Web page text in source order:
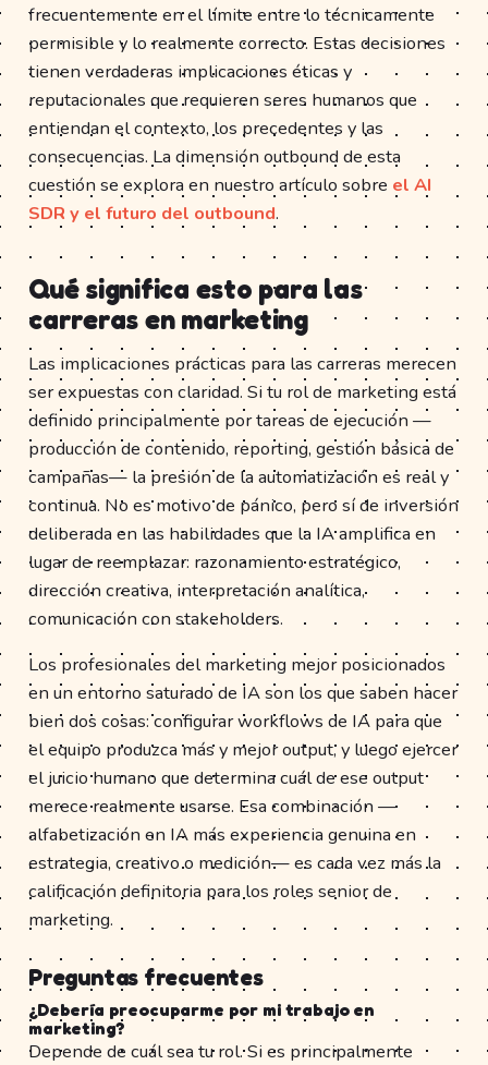
frecuentemente en el límite entre lo técnicamente
permisible y lo realmente correcto. Estas decisiones
tienen verdaderas implicaciones éticas y
reputacionales que requieren seres humanos que
entiendan el contexto, los precedentes y las
consecuencias. La dimensión outbound de esta
cuestión se explora en nuestro artículo sobre el AI
SDR y el futuro del outbound.
Qué significa esto para las
carreras en marketing
Las implicaciones prácticas para las carreras merecen
ser expuestas con claridad. Si tu rol de marketing está
definido principalmente por tareas de ejecución —
producción de contenido, reporting, gestión básica de
campañas— la presión de la automatización es real y
continua. No es motivo de pánico, pero sí de inversión
deliberada en las habilidades que la IA amplifica en
lugar de reemplazar: razonamiento estratégico,
dirección creativa, interpretación analítica,
comunicación con stakeholders.
Los profesionales del marketing mejor posicionados
en un entorno saturado de IA son los que saben hacer
bien dos cosas: configurar workflows de IA para que
el equipo produzca más y mejor output, y luego ejercer
el juicio humano que determina cuál de ese output
merece realmente usarse. Esa combinación —
alfabetización en IA más experiencia genuina en
estrategia, creativo o medición— es cada vez más la
calificación definitoria para los roles senior de
marketing.
Preguntas frecuentes
¿Debería preocuparme por mi trabajo en
marketing?
Depende de cuál sea tu rol. Si es principalmente